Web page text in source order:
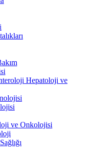
Hepatoloji ve
ve Onkolojisi